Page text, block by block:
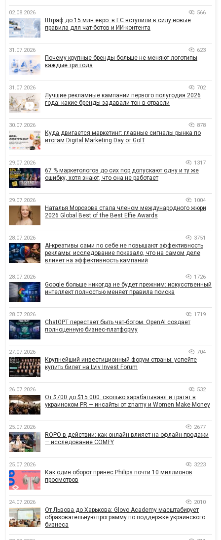
02.08.2026 566
Штраф до 15 млн евро: в ЕС вступили в силу новые
правила для чат-ботов и ИИ-контента
31.07.2026 623
Почему крупные бренды больше не меняют логотипы
каждые три года
31.07.2026 702
Лучшие рекламные кампании первого полугодия 2026
года: какие бренды задавали тон в отрасли
30.07.2026 878
Куда двигается маркетинг: главные сигналы рынка по
итогам Digital Marketing Day от GoIT
29.07.2026 1317
67 % маркетологов до сих пор допускают одну и ту же
ошибку, хотя знают, что она не работает
29.07.2026 1004
Наталья Морозова стала членом международного жюри
2026 Global Best of the Best Effie Awards
28.07.2026 3751
AI-креативы сами по себе не повышают эффективность
рекламы: исследование показало, что на самом деле
влияет на эффективность кампаний
28.07.2026 1726
Google больше никогда не будет прежним: искусственный
интеллект полностью меняет правила поиска
28.07.2026 1719
ChatGPT перестает быть чат-ботом. OpenAI создает
полноценную бизнес-платформу
27.07.2026 704
Крупнейший инвестиционный форум страны: успейте
купить билет на Lviv Invest Forum
26.07.2026 532
От $700 до $15 000: сколько зарабатывают и тратят в
украинском PR — инсайты от znamy и Women Make Money
25.07.2026 2677
ROPO в действии: как онлайн влияет на офлайн-продажи
— исследование COMFY
25.07.2026 3223
Как один оборот принес Philips почти 10 миллионов
просмотров
24.07.2026 2010
От Львова до Харькова: Glovo Academy масштабирует
образовательную программу по поддержке украинского
бизнеса